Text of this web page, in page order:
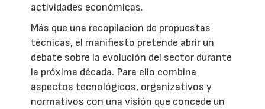
actividades económicas.
Más que una recopilación de propuestas
técnicas, el manifiesto pretende abrir un
debate sobre la evolución del sector durante
la próxima década. Para ello combina
aspectos tecnológicos, organizativos y
normativos con una visión que concede un